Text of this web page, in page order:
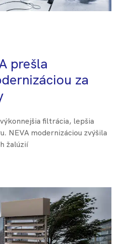
prešla
za
filtrácia, lepšia
NEVA modernizáciou zvýšila
žalúzií